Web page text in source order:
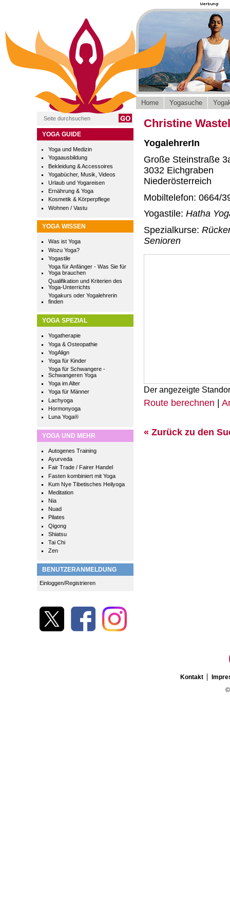
YOGA GUIDE
Yoga und Medizin
Yogaausbildung
Bekleidung & Accessoires
Yogabücher, Musik, Videos
Urlaub und Yogareisen
Ernährung & Yoga
Kosmetik & Körperpflege
Wohnen / Vastu
YOGA WISSEN
Was ist Yoga
Wozu Yoga?
Yogastile
Yoga für Anfänger - Was Sie für
Yoga brauchen
Qualifikation und Kriterien des
Yoga-Unterrichts
Yogakurs oder Yogalehrerin
finden
YOGA SPEZIAL
Yogatherapie
Yoga & Osteopathie
YogAlign
Yoga für Kinder
Yoga für Schwangere -
Schwangeren Yoga
Yoga im Alter
Yoga für Männer
Lachyoga
Hormonyoga
Luna Yoga®
YOGA UND MEHR
Autogenes Training
Ayurveda
Fair Trade / Fairer Handel
Fasten kombiniert mit Yoga
Kum Nye Tibetisches Heilyoga
Meditation
Nia
Nuad
Pilates
Qigong
Shiatsu
Tai Chi
Zen
BENUTZERANMELDUNG
Einloggen/Registrieren
Home Yogasuche
Christine
YogalehrerIn
Große Steinstraße
3032 Eichgraben
Niederösterreich
Mobiltelefon: 0664/
Yogastile: Hatha
Spezialkurse:
Senioren
Der angezeigte
Route berechnen |
« Zurück zu den
Kontakt
©